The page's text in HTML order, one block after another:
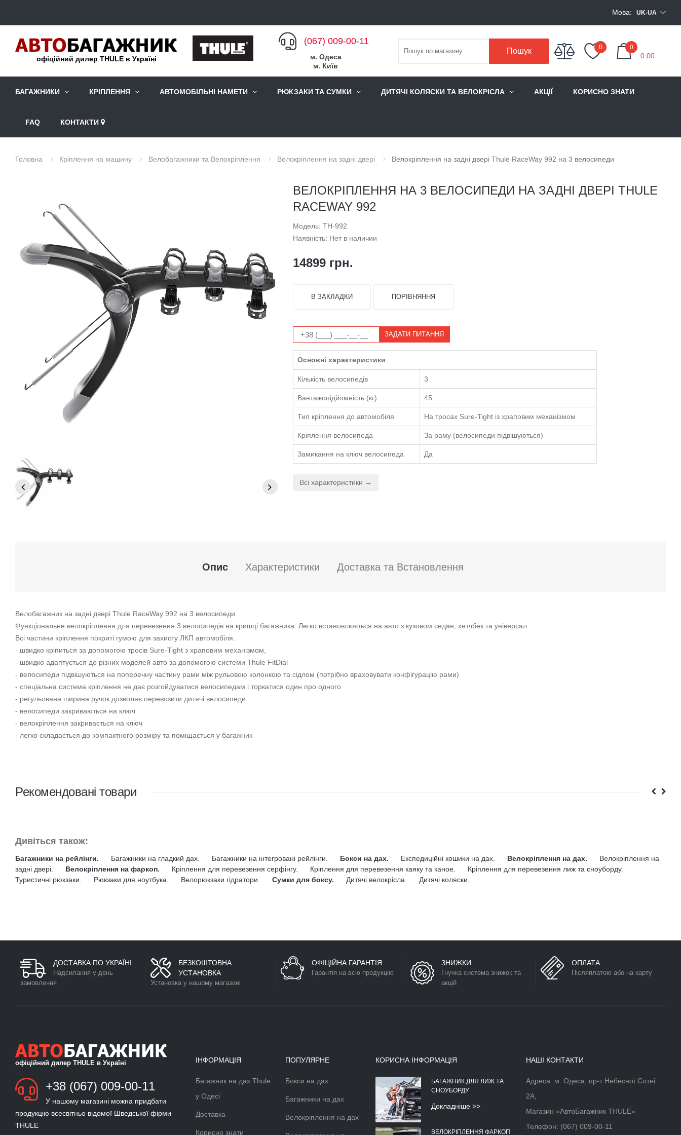
Мова: UK-UA
офіційний дилер THULE в Україні
(067) 009-00-11
м. Одеса
м. Київ
Пошук 0 0
0.00
БАГАЖНИКИ КРІПЛЕННЯ АВТОМОБІЛЬНІ НАМЕТИ РЮКЗАКИ ТА СУМКИ ДИТЯЧІ КОЛЯСКИ ТА ВЕЛОКРІСЛА АКЦІЇ КОРИСНО ЗНАТИ
FAQ КОНТАКТИ
Головна Кріплення на машину Велобагажники та Велокріплення Велокріплення на задні двері Велокріплення на задні двері Thule RaceWay 992 на 3 велосипеди
ВЕЛОКРІПЛЕННЯ НА 3 ВЕЛОСИПЕДИ НА ЗАДНІ ДВЕРІ THULE
RACEWAY 992
Модель: TH-992
Наявність: Нет в наличии
14899 грн.
В ЗАКЛАДКИ ПОРІВНЯННЯ
ЗАДАТИ ПИТАННЯ
Основні характеристики
Кількість велосипедів 3
Вантажопідйомність (кг) 45
Тип кріплення до автомобіля На тросах Sure-Tight із храповим механізмом
Кріплення велосипеда За раму (велосипеди підвішуються)
Замикання на ключ велосипеда Да
Всі характеристики →
Опис Характеристики Доставка та Встановлення
Велобагажник на задні двері Thule RaceWay 992 на 3 велосипеди
Функціональне велокріплення для перевезення 3 велосипедів на кришці багажника. Легко встановлюється на авто з кузовом седан, хетчбек та універсал.
Всі частини кріплення покриті гумою для захисту ЛКП автомобіля.
- швидко кріпиться за допомогою тросів Sure-Tight з храповим механізмом,
- швидко адаптується до різних моделей авто за допомогою системи Thule FitDial
- велосипеди підвішуються на поперечну частину рами між рульовою колонкою та сідлом (потрібно враховувати конфігурацію рами)
- спеціальна система кріплення не дає розгойдуватися велосипедам і торкатися один про одного
- регульована ширина ручок дозволяє перевозити дитячі велосипеди.
- велосипеди закриваються на ключ
- велокріплення закривається на ключ
- легко складається до компактного розміру та поміщається у багажник
Рекомендовані товари
Дивіться також:
Багажники на рейлінги. Багажники на гладкий дах. Багажники на інтегровані рейлінги. Бокси на дах. Експедиційні кошики на дах. Велокріплення на дах.
Велокріплення на
задні двері.
Велокріплення на фаркоп. Кріплення для перевезення серфінгу. Кріплення для перевезення каяку та каное.
Кріплення для перевезення лиж та сноуборду.
Туристичні рюкзаки.
Рюкзаки для ноутбука. Велорюкзаки гідратори. Сумки для боксу. Дитячі велокрісла. Дитячі коляски.
ДОСТАВКА ПО УКРАЇНІ
Надсилання у день
замовлення
БЕЗКОШТОВНА
УСТАНОВКА
Установка у нашому магазині
ОФІЦІЙНА ГАРАНТІЯ
Гарантія на всю продукцію
ЗНИЖКИ
Гнучка система знижок та
акцій
ОПЛАТА
Післяплатою або на карту
офіційний дилер THULE в Україні
+38 (067) 009-00-11
У нашому магазині можна придбати
продукцію всесвітньо відомої Шведської фірми
THULE
ІНФОРМАЦІЯ
Багажник на дах Thule
у Одесі
Доставка
Корисно знати
ПОПУЛЯРНЕ
Бокси на дах
Багажники на дах
Велокріплення на дах
КОРИСНА ІНФОРМАЦІЯ
БАГАЖНИК ДЛЯ ЛИЖ ТА
СНОУБОРДУ
Докладніше >>
ВЕЛОКРІПЛЕННЯ ФАРКОП
АЕРОДИНАМІЧНІЙ БОКС НА
БАГАЖНИК ДЛЯ ЛИЖ ТА
СНОУБОРДУ
Докладніше >>
ВЕЛОКРІПЛЕННЯ ФАРКОП
АЕРОДИНАМІЧНІЙ БОКС НА
НАШІ КОНТАКТИ
Адреса: м. Одеса, пр-т Небесної Сотні
2А,
Магазин «АвтоБагажник THULE»
Телефон: (067) 009-00-11